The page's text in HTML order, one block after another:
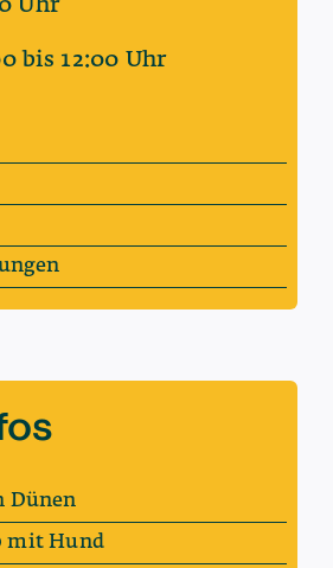
Uhr
bis 12:00 Uhr
Dünen
mit Hund